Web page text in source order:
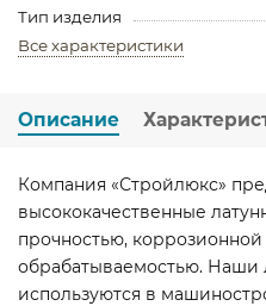
Тип изделия
Все характеристики
Описание
Компания «Стройлюкс»
высококачественные
прочностью,
обрабатываемостью. Наши
используются в